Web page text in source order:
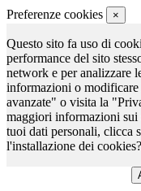
Preferenze cookies ×
Questo sito fa uso di
performance del sito
network e per analizzare
informazioni o modificare
avanzate" o visita la
maggiori informazioni sui
tuoi dati personali,
l'installazione dei cookies?